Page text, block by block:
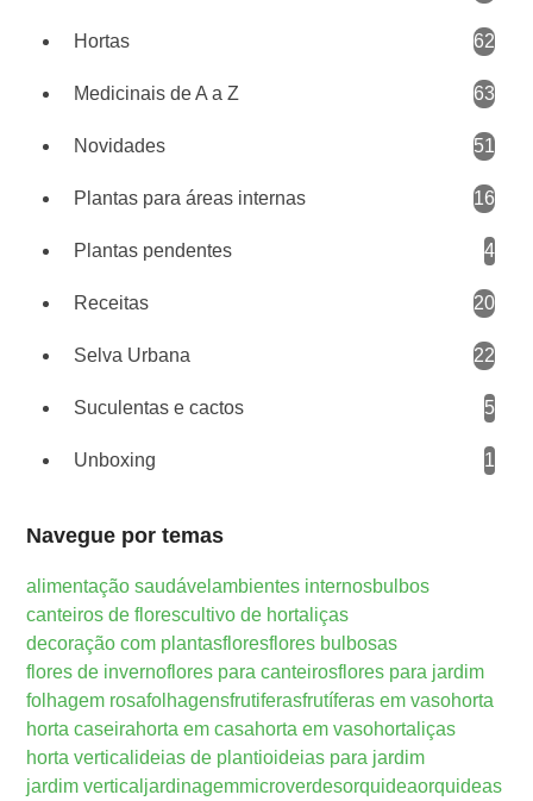
Hortas 62
Medicinais de A a Z 63
Novidades 51
Plantas para áreas internas 16
Plantas pendentes 4
Receitas 20
Selva Urbana 22
Suculentas e cactos 5
Unboxing 1
Navegue por temas
alimentação saudávelambientes internosbulbos
canteiros de florescultivo de hortaliças
decoração com plantasfloresflores bulbosas
flores de invernoflores para canteirosflores para jardim
folhagem rosafolhagensfrutiferasfrutíferas em vasohorta
horta caseirahorta em casahorta em vasohortaliças
horta vertical ideias de plantioideias para jardim
jardim vertical jardinagemmicroverdesorquideaorquideas